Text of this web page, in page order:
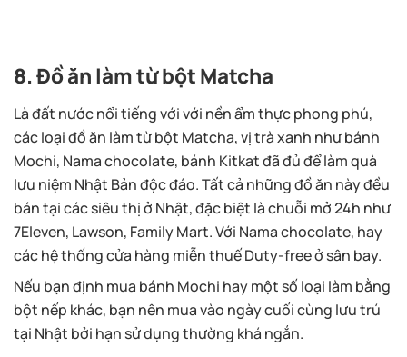
8. Đồ ăn làm từ bột Matcha
Là đất nước nổi tiếng với với nền ẩm thực phong phú,
các loại đồ ăn làm từ bột Matcha, vị trà xanh như bánh
Mochi, Nama chocolate, bánh Kitkat đã đủ để làm quà
lưu niệm Nhật Bản độc đáo. Tất cả những đồ ăn này đều
bán tại các siêu thị ở Nhật, đặc biệt là chuỗi mở 24h như
7Eleven, Lawson, Family Mart. Với Nama chocolate, hay
các hệ thống cửa hàng miễn thuế Duty-free ở sân bay.
Nếu bạn định mua bánh Mochi hay một số loại làm bằng
bột nếp khác, bạn nên mua vào ngày cuối cùng lưu trú
tại Nhật bởi hạn sử dụng thường khá ngắn.